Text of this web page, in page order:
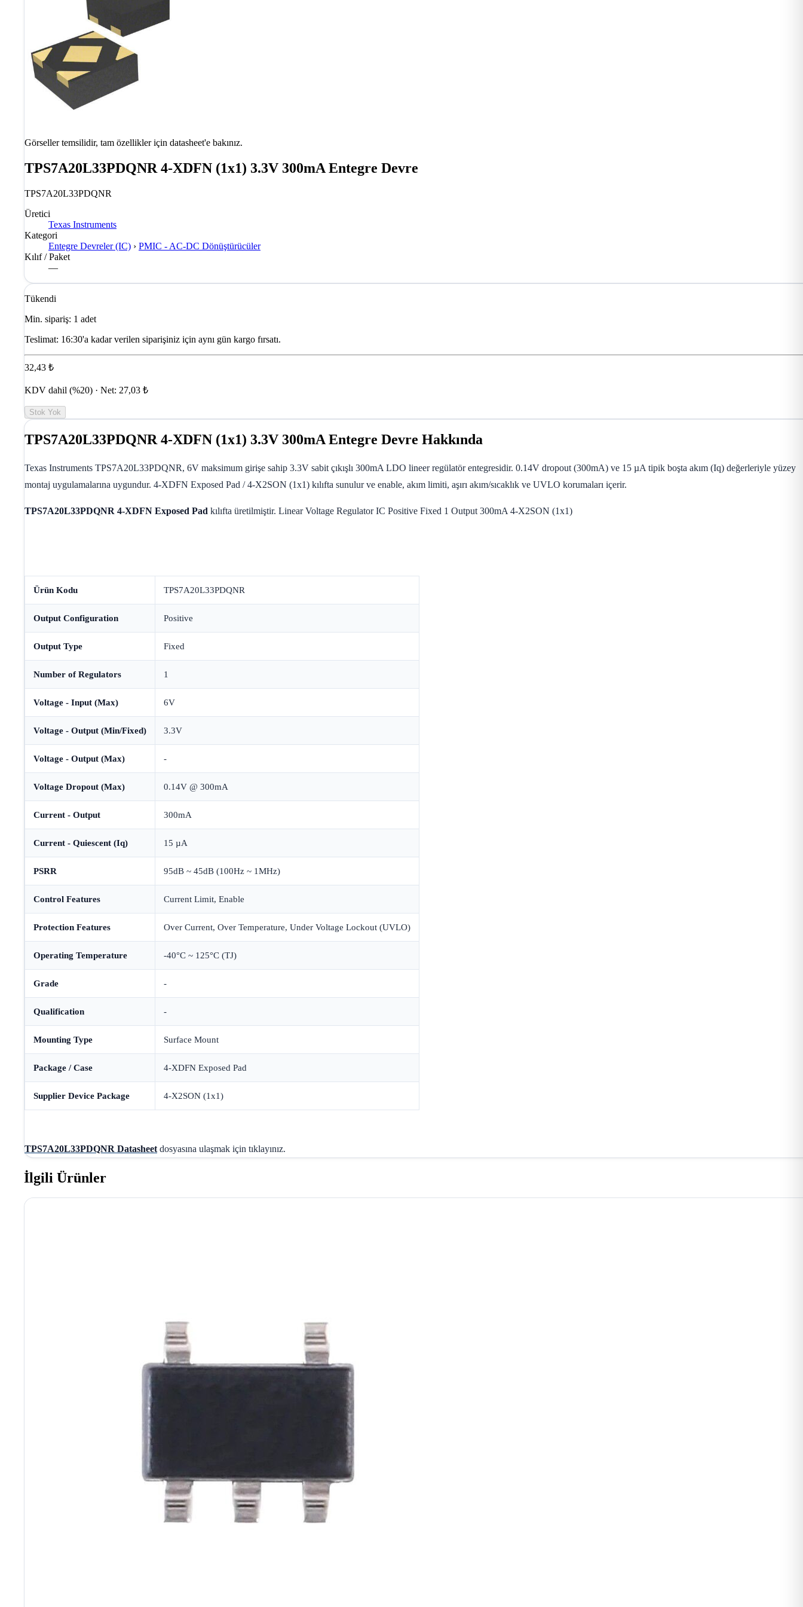
Görseller temsilidir, tam özellikler için datasheet'e bakınız.
TPS7A20L33PDQNR 4-XDFN (1x1) 3.3V 300mA Entegre Devre
TPS7A20L33PDQNR
Üretici
Texas Instruments
Kategori
Entegre Devreler (IC) › PMIC - AC-DC Dönüştürücüler
Kılıf / Paket
—
Tükendi
Min. sipariş: 1 adet
Teslimat: 16:30'a kadar verilen siparişiniz için aynı gün kargo fırsatı.
32,43 ₺
KDV dahil (%20) · Net: 27,03 ₺
Stok Yok
TPS7A20L33PDQNR 4-XDFN (1x1) 3.3V 300mA Entegre Devre Hakkında
Texas Instruments TPS7A20L33PDQNR, 6V maksimum girişe sahip 3.3V sabit çıkışlı 300mA LDO lineer regülatör entegresidir. 0.14V dropout (300mA) ve 15 µA tipik boşta akım (Iq) değerleriyle yüzey
montaj uygulamalarına uygundur. 4-XDFN Exposed Pad / 4-X2SON (1x1) kılıfta sunulur ve enable, akım limiti, aşırı akım/sıcaklık ve UVLO korumaları içerir.
TPS7A20L33PDQNR 4-XDFN Exposed Pad kılıfta üretilmiştir. Linear Voltage Regulator IC Positive Fixed 1 Output 300mA 4-X2SON (1x1)
Ürün Kodu TPS7A20L33PDQNR
Output Configuration Positive
Output Type Fixed
Number of Regulators 1
Voltage - Input (Max) 6V
Voltage - Output (Min/Fixed) 3.3V
Voltage - Output (Max) -
Voltage Dropout (Max) 0.14V @ 300mA
Current - Output 300mA
Current - Quiescent (Iq) 15 µA
PSRR 95dB ~ 45dB (100Hz ~ 1MHz)
Control Features Current Limit, Enable
Protection Features Over Current, Over Temperature, Under Voltage Lockout (UVLO)
Operating Temperature -40°C ~ 125°C (TJ)
Grade -
Qualification -
Mounting Type Surface Mount
Package / Case 4-XDFN Exposed Pad
Supplier Device Package 4-X2SON (1x1)
TPS7A20L33PDQNR Datasheet dosyasına ulaşmak için tıklayınız.
İlgili Ürünler